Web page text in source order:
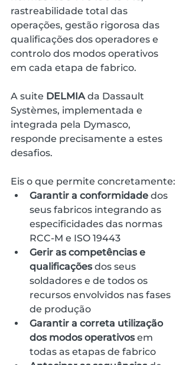
rastreabilidade total das
operações, gestão rigorosa das
qualificações dos operadores e
controlo dos modos operativos
em cada etapa de fabrico.
A suite DELMIA da Dassault
Systèmes, implementada e
integrada pela Dymasco,
responde precisamente a estes
desafios.
Eis o que permite concretamente:
Garantir a conformidade dos
seus fabricos integrando as
especificidades das normas
RCC-M e ISO 19443
Gerir as competências e
qualificações dos seus
soldadores e de todos os
recursos envolvidos nas fases
de produção
Garantir a correta utilização
dos modos operativos em
todas as etapas de fabrico